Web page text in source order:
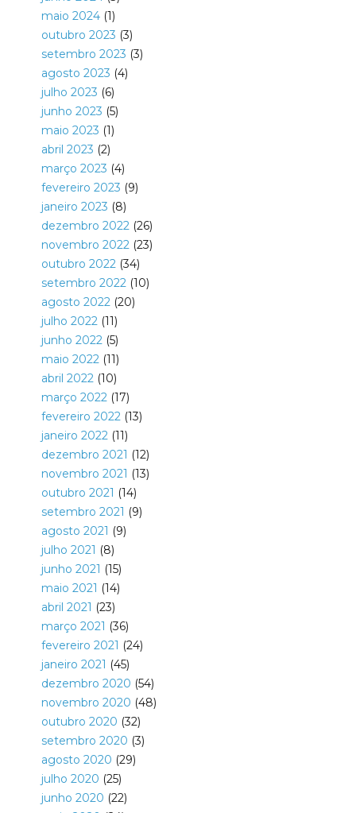
maio 2024(1)
outubro 2023 (3)
setembro 2023 (3)
agosto 2023 (4)
julho 2023 (6)
junho 2023 (5)
maio 2023 (1)
abril 2023 (2)
março 2023 (4)
fevereiro 2023 (9)
janeiro 2023 (8)
dezembro 2022(26)
novembro 2022(23)
outubro 2022(34)
setembro 2022(10)
agosto 2022(20)
julho 2022(11)
junho 2022(5)
maio 2022(11)
abril 2022(10)
março 2022(17)
fevereiro 2022(13)
janeiro 2022(11)
dezembro 2021 (12)
novembro 2021 (13)
outubro 2021 (14)
setembro 2021 (9)
agosto 2021 (9)
julho 2021 (8)
junho 2021 (15)
maio 2021 (14)
abril 2021 (23)
março 2021 (36)
fevereiro 2021 (24)
janeiro 2021 (45)
dezembro 2020 (54)
novembro 2020 (48)
outubro 2020 (32)
setembro 2020 (3)
agosto 2020 (29)
julho 2020 (25)
junho 2020 (22)